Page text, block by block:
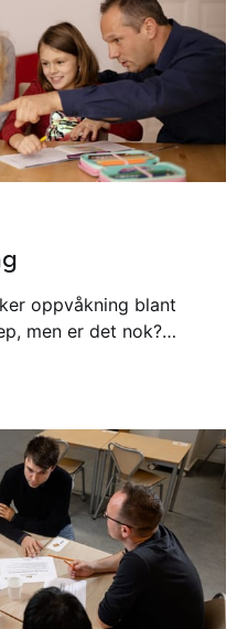
oppvåkning blant
men er det nok?
hjemme og i Europa.
for demokratiet.